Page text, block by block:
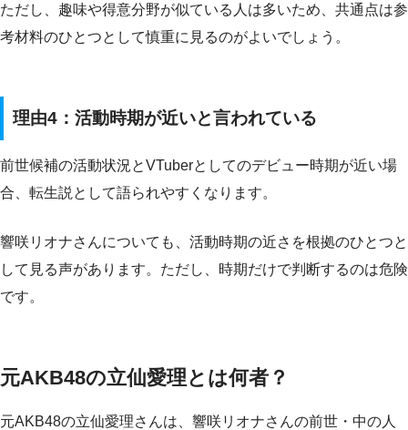
ただし、趣味や得意分野が似ている人は多いため、共通点は参
考材料のひとつとして慎重に見るのがよいでしょう。
理由4：活動時期が近いと言われている
前世候補の活動状況とVTuberとしてのデビュー時期が近い場
合、転生説として語られやすくなります。
響咲リオナさんについても、活動時期の近さを根拠のひとつと
して見る声があります。ただし、時期だけで判断するのは危険
です。
元AKB48の立仙愛理とは何者？
元AKB48の立仙愛理さんは、響咲リオナさんの前世・中の人